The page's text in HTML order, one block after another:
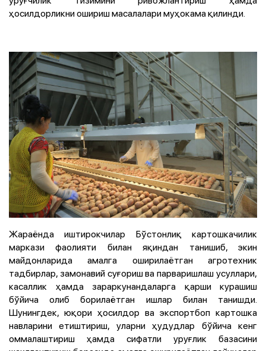
ҳосилдорликни ошириш масалалари муҳокама қилинди.
Жараёнда иштирокчилар Бўстонлиқ картошкачилик
маркази фаолияти билан яқиндан танишиб, экин
майдонларида амалга оширилаётган агротехник
тадбирлар, замонавий суғориш ва парваришлаш усуллари,
касаллик ҳамда зараркунандаларга қарши курашиш
бўйича олиб борилаётган ишлар билан танишди.
Шунингдек, юқори ҳосилдор ва экспортбоп картошка
навларини етиштириш, уларни ҳудудлар бўйича кенг
оммалаштириш ҳамда сифатли уруғлик базасини